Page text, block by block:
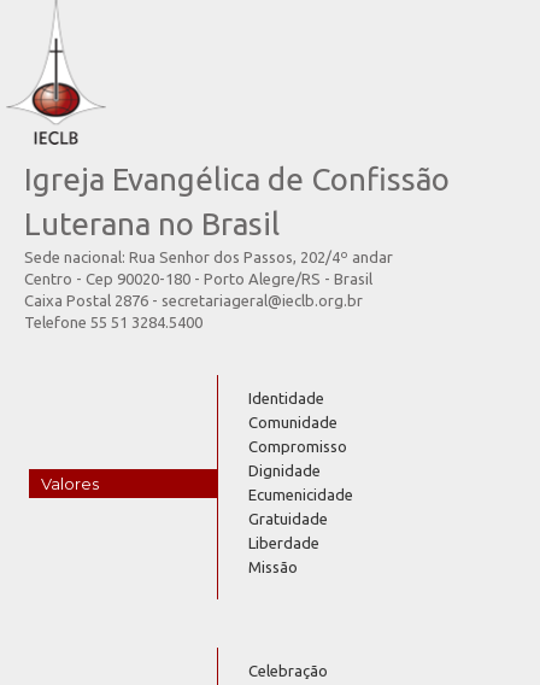
Igreja Evangélica de Confissão
Luterana no Brasil
Sede nacional: Rua Senhor dos Passos, 202/4º andar
Centro - Cep 90020-180 - Porto Alegre/RS - Brasil
Caixa Postal 2876 - secretariageral@ieclb.org.br
Telefone 55 51 3284.5400
Valores
Identidade
Comunidade
Compromisso
Dignidade
Ecumenicidade
Gratuidade
Liberdade
Missão
Celebração